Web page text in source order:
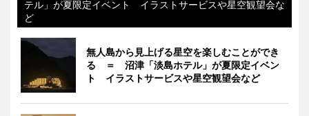
テル」が夏限定イベント イラストサービスや星空観望会な
ど
無人島から見上げる星空を楽しむことができ
る ＝ 沼津「淡島ホテル」が夏限定イベン
ト イラストサービスや星空観望会など